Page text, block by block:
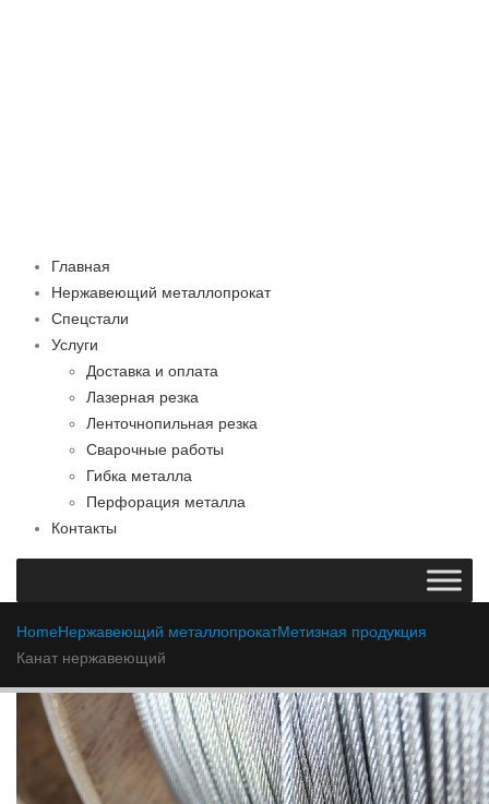
Главная
Нержавеющий металлопрокат
Спецстали
Услуги
Доставка и оплата
Лазерная резка
Ленточнопильная резка
Сварочные работы
Гибка металла
Перфорация металла
Контакты
HomeНержавеющий металлопрокатМетизная продукция
Канат нержавеющий